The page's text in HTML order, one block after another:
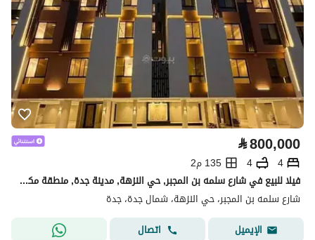
⃁800,000
4
4
135 م2
فيلا للبيع في شارع سلمه بن المجبر, حي النزهة, مدينة جدة, منطقة مكة المكرمة
شارع سلمه بن المجبر، حي النزهة، شمال جدة، جدة
الإيميل
اتصال